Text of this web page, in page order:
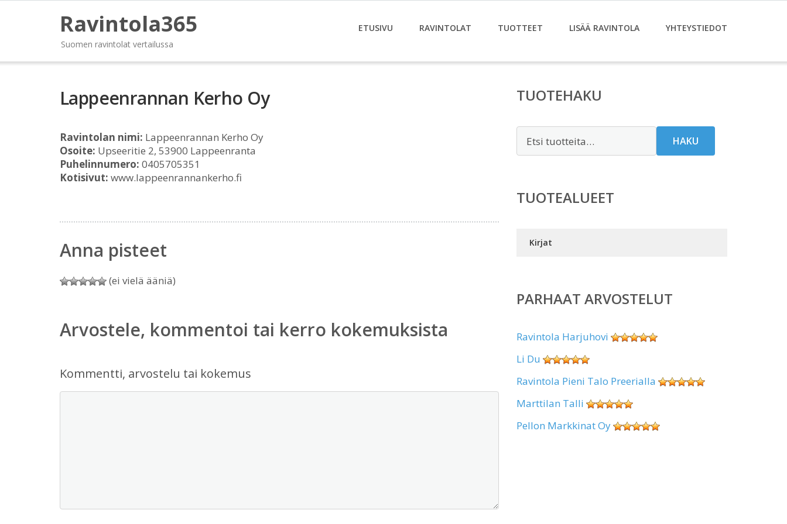
Ravintola365
Suomen ravintolat vertailussa
ETUSIVU RAVINTOLAT TUOTTEET LISÄÄ RAVINTOLA YHTEYSTIEDOT
Lappeenrannan Kerho Oy
Ravintolan nimi: Lappeenrannan Kerho Oy
Osoite: Upseeritie 2, 53900 Lappeenranta
Puhelinnumero: 0405705351
Kotisivut: www.lappeenrannankerho.fi
Anna pisteet
(ei vielä ääniä)
Arvostele, kommentoi tai kerro kokemuksista
Kommentti, arvostelu tai kokemus
TUOTEHAKU
HAKU
TUOTEALUEET
Kirjat
PARHAAT ARVOSTELUT
Ravintola Harjuhovi
Li Du
Ravintola Pieni Talo Preerialla
Marttilan Talli
Pellon Markkinat Oy